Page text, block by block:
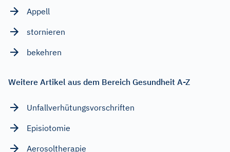
Appell
stornieren
bekehren
Weitere Artikel aus dem Bereich Gesundheit A-Z
Unfallverhütungsvorschriften
Episiotomie
Aerosoltherapie